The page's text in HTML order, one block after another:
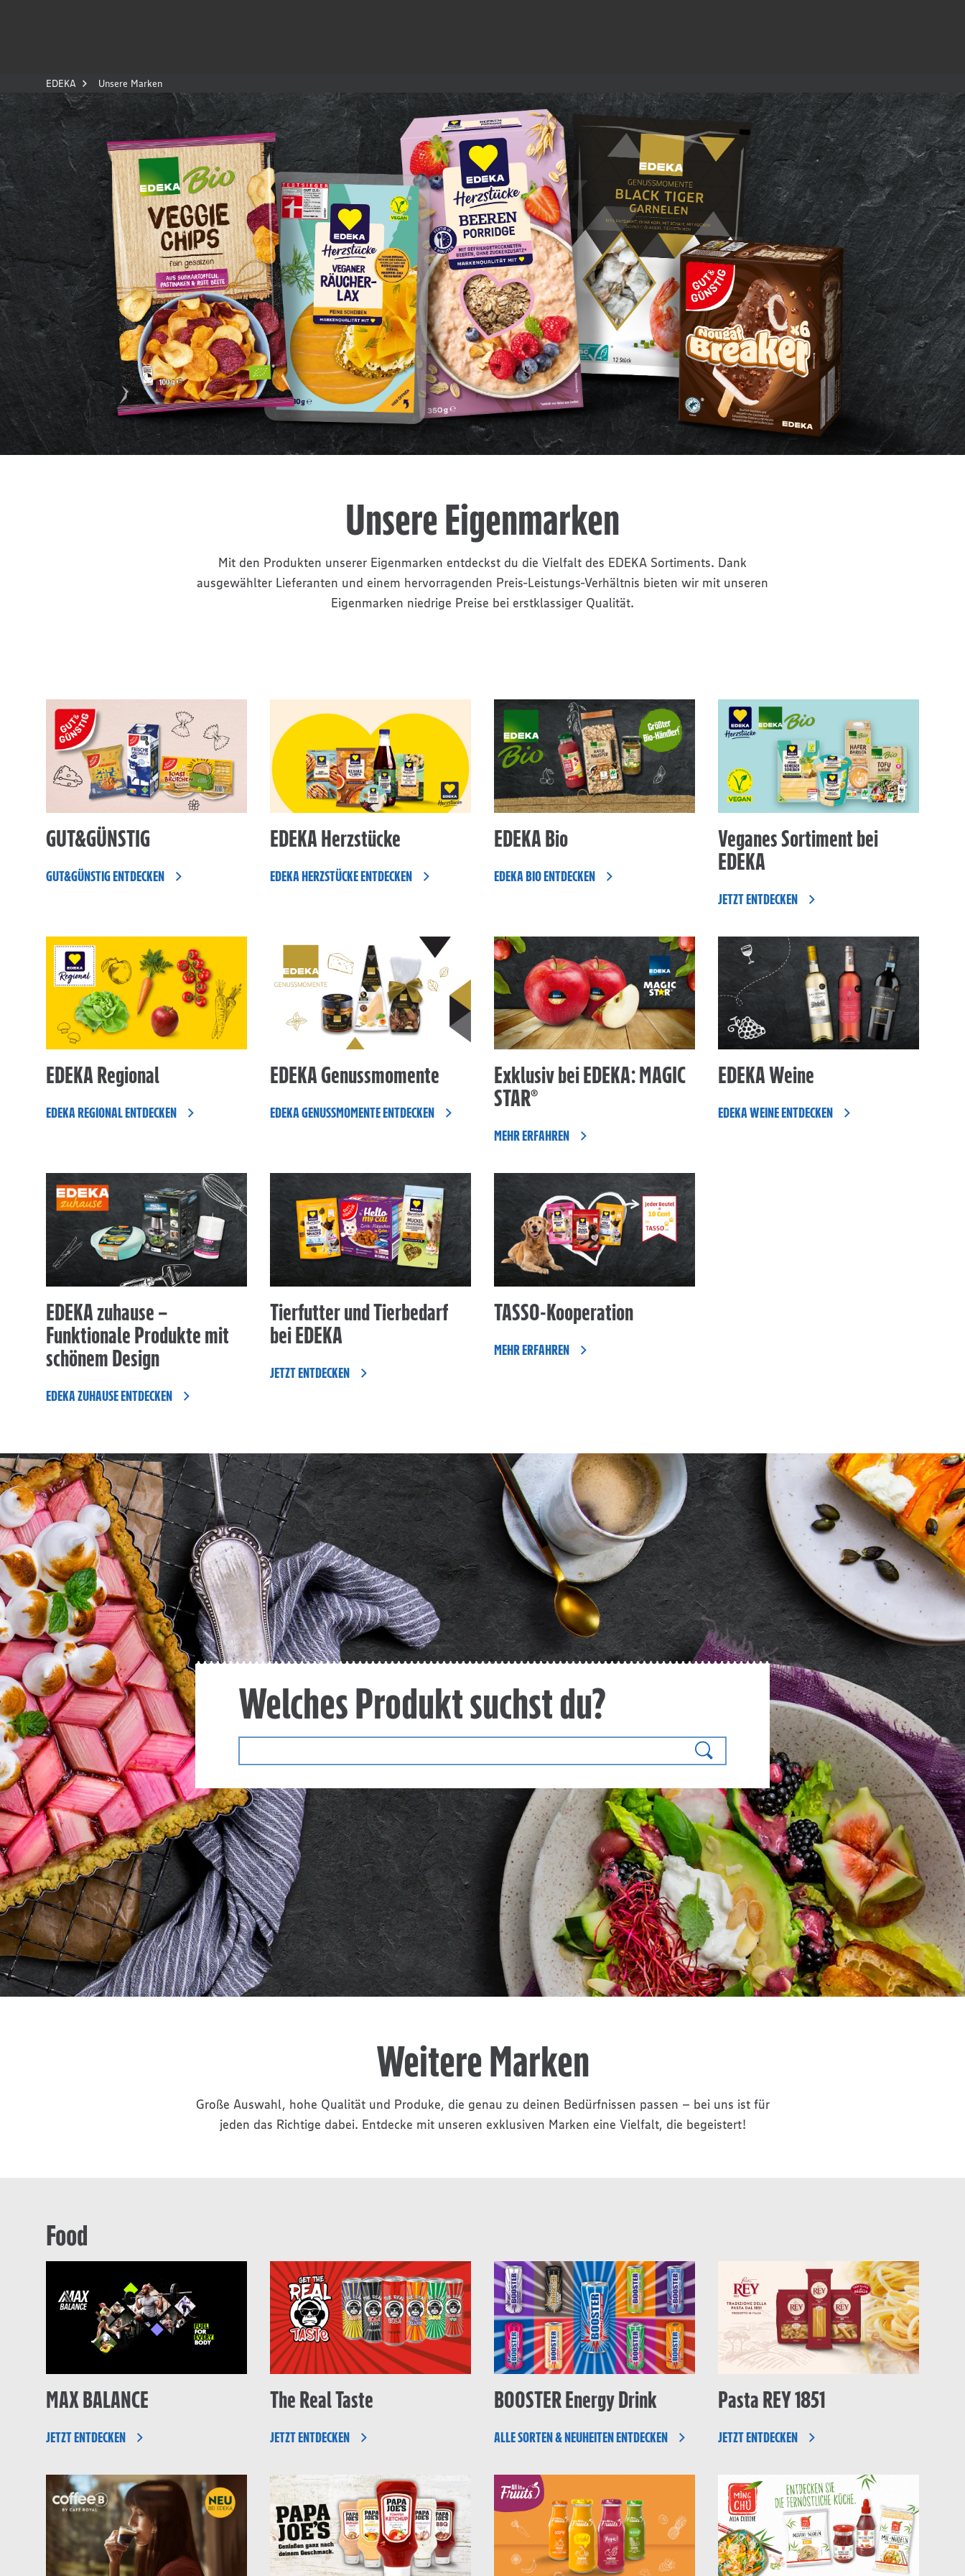
EDEKA Unsere Marken
Unsere Eigenmarken
Mit den Produkten unserer Eigenmarken entdeckst du die Vielfalt des EDEKA Sortiments. Dank
ausgewählter Lieferanten und einem hervorragenden Preis-Leistungs-Verhältnis bieten wir mit unseren
Eigenmarken niedrige Preise bei erstklassiger Qualität.
GUT&GÜNSTIG
GUT&GÜNSTIG ENTDECKEN
EDEKA Herzstücke
EDEKA HERZSTÜCKE ENTDECKEN
EDEKA Bio
EDEKA BIO ENTDECKEN
Veganes Sortiment bei
EDEKA
JETZT ENTDECKEN
EDEKA Regional
EDEKA REGIONAL ENTDECKEN
EDEKA Genussmomente
EDEKA GENUSSMOMENTE ENTDECKEN
Exklusiv bei EDEKA: MAGIC
STAR®
MEHR ERFAHREN
EDEKA Weine
EDEKA WEINE ENTDECKEN
EDEKA zuhause –
Funktionale Produkte mit
schönem Design
EDEKA ZUHAUSE ENTDECKEN
Tierfutter und Tierbedarf
bei EDEKA
JETZT ENTDECKEN
TASSO-Kooperation
MEHR ERFAHREN
Welches Produkt suchst du?
Weitere Marken
Große Auswahl, hohe Qualität und Produke, die genau zu deinen Bedürfnissen passen – bei uns ist für
jeden das Richtige dabei. Entdecke mit unseren exklusiven Marken eine Vielfalt, die begeistert!
Food
MAX BALANCE
JETZT ENTDECKEN
The Real Taste
JETZT ENTDECKEN
BOOSTER Energy Drink
ALLE SORTEN & NEUHEITEN ENTDECKEN
Pasta REY 1851
JETZT ENTDECKEN